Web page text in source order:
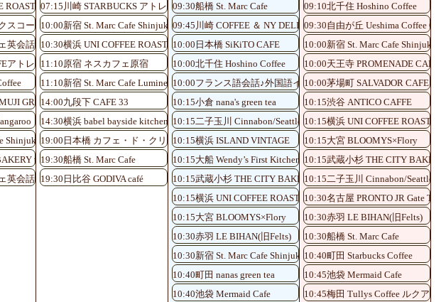
ROASTERY
スコーヒーHEP FIVE
英会話♪
アトレ川崎店
GRAND FRONT OSAKA
Shinjuku Shinminami-guchi
銀座インズ
英会話♪
07:15川崎 STARBUCKS アトレ川崎店
10:00新宿 St. Marc Cafe Shinjuku Shinminami-guchi
10:30横浜 UNI COFFEE ROASTERY
11:10原宿 ネスカフェ原宿
11:10新宿 St. Marc Cafe Lumine EST Shinjuku
14:00九段下 CAFE 33
14:30横浜 babel bayside kitchen
19:00日本橋 カフェ・ド・クリエ
19:30船橋 St. Marc Cafe
19:30日比谷 GODIVA café
09:30船橋 St. Marc Cafe
09:45川崎 COFFEE ＆ NY DELI CAFE NOLITA
10:00日本橋 SiKiTO CAFE
10:00北千住 Hoshino Coffee
10:00フランス語会話♪外国語イベント 有楽町 Krispy Kreme
10:15小倉 nana's green tea
10:15二子玉川 Cinnabon/Seattle's Best Coffee
10:15横浜 ISLAND VINTAGE
10:15大船 Wendy’s First Kitchen
10:15武蔵小杉 THE CITY BAKERY
10:15横浜 UNI COFFEE ROASTERY
10:15大宮 BLOOMYS×Flory
10:30赤羽 LE BIHAN(旧Felts)
10:30新宿 St. Marc Cafe Shinjuku Shinminami-guchi
10:40町田 nanas green tea
10:40池袋 Mermaid Cafe
09:10北千住 Hoshino Coffee
09:30自由が丘 Ueshima Coffee
10:00新宿 St. Marc Cafe Shinjuku
10:00天王寺 PROMENADE CAFE
10:00茅場町 SALVADOR CAFE
10:15渋谷 ANTICO CAFFE
10:15横浜 UNI COFFEE
10:15大宮 BLOOMYS×Flory
10:15武蔵小杉 THE CITY BAKERY
10:15二子玉川 Cinnabon/Seattle’s
10:30名古屋 PRONTO JR Gate
10:30赤羽 LE BIHAN(旧Felts)
10:30船橋 St. Marc Cafe
10:40町田 Starbucks Coffee
10:45池袋 Mermaid Cafe
10:45梅田 Tullys Coffee ルクアイ